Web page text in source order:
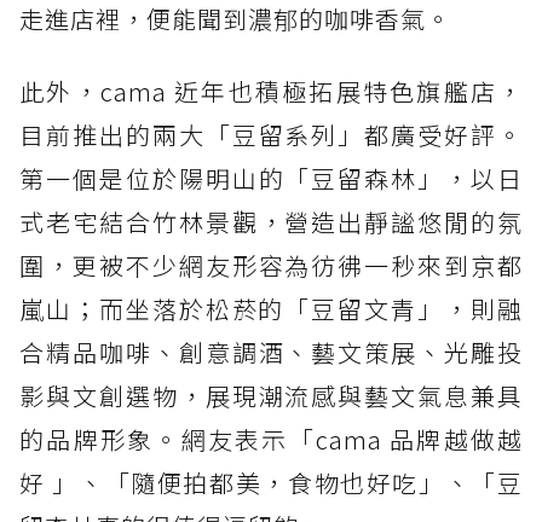
走進店裡，便能聞到濃郁的咖啡香氣。
此外，cama 近年也積極拓展特色旗艦店，
目前推出的兩大「豆留系列」都廣受好評。
第一個是位於陽明山的「豆留森林」，以日
式老宅結合竹林景觀，營造出靜謐悠閒的氛
圍，更被不少網友形容為彷彿一秒來到京都
嵐山；而坐落於松菸的「豆留文青」，則融
合精品咖啡、創意調酒、藝文策展、光雕投
影與文創選物，展現潮流感與藝文氣息兼具
的品牌形象。網友表示「cama 品牌越做越
好 」、「隨便拍都美，食物也好吃」、「豆